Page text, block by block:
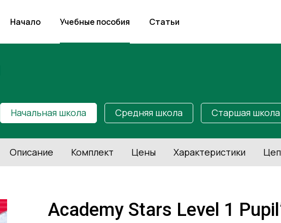
Начало Учебные пособия Статьи
Начальная школа Средняя школа Старшая школа
Описание Комплект Цены Характеристики
Academy Stars Level 1